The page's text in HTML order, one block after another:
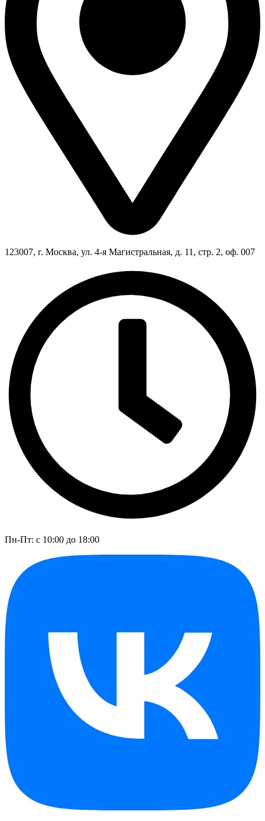
123007, г. Москва, ул. 4-я Магистральная, д. 11, стр. 2, оф. 007
Пн-Пт: с 10:00 до 18:00